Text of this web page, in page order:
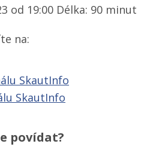
od 19:00 Délka: 90 minut
na:
SkautInfo
SkautInfo
povídat?